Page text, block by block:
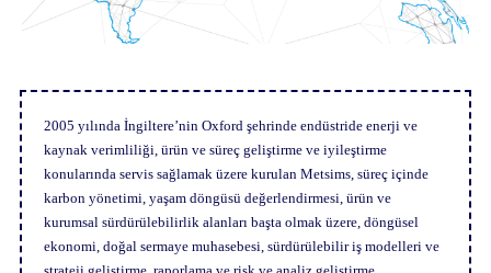
2005 yılında İngiltere’nin Oxford şehrinde endüstride enerji ve
kaynak verimliliği, ürün ve süreç geliştirme ve iyileştirme
konularında servis sağlamak üzere kurulan Metsims, süreç içinde
karbon yönetimi, yaşam döngüsü değerlendirmesi, ürün ve
kurumsal sürdürülebilirlik alanları başta olmak üzere, döngüsel
ekonomi, doğal sermaye muhasebesi, sürdürülebilir iş modelleri ve